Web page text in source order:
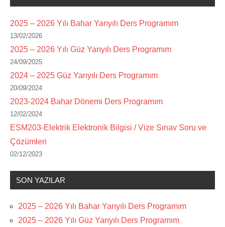
2025 – 2026 Yılı Bahar Yarıyılı Ders Programım
13/02/2026
2025 – 2026 Yılı Güz Yarıyılı Ders Programım
24/09/2025
2024 – 2025 Güz Yarıyılı Ders Programım
20/09/2024
2023-2024 Bahar Dönemi Ders Programım
12/02/2024
ESM203-Elektrik Elektronik Bilgisi / Vize Sınav Soru ve
Çözümleri
02/12/2023
SON YAZILAR
2025 – 2026 Yılı Bahar Yarıyılı Ders Programım
2025 – 2026 Yılı Güz Yarıyılı Ders Programım